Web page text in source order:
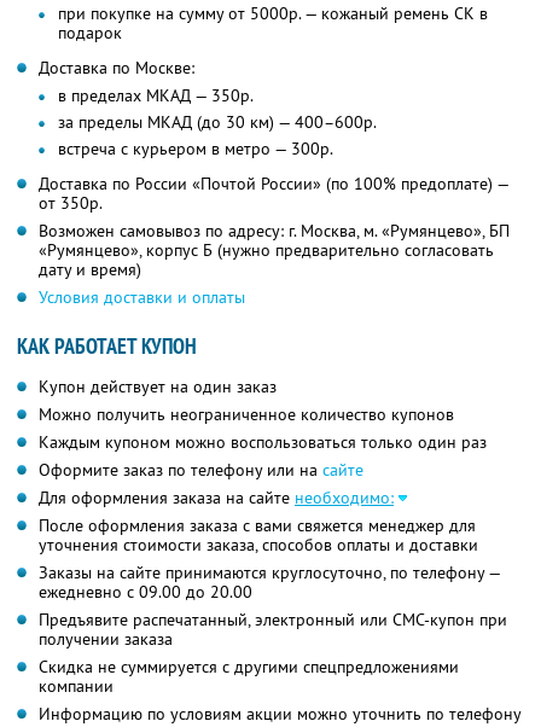
при покупке на сумму от 5000р. — кожаный ремень CK в
подарок
Доставка по Москве:
в пределах МКАД — 350р.
за пределы МКАД (до 30 км) — 400–600р.
встреча с курьером в метро — 300р.
Доставка по России «Почтой России» (по 100% предоплате) —
от 350р.
Возможен самовывоз по адресу: г. Москва, м. «Румянцево», БП
«Румянцево», корпус Б (нужно предварительно согласовать
дату и время)
Условия доставки и оплаты
КАК РАБОТАЕТ КУПОН
Купон действует на один заказ
Можно получить неограниченное количество купонов
Каждым купоном можно воспользоваться только один раз
Оформите заказ по телефону или на сайте
Для оформления заказа на сайте необходимо:
После оформления заказа с вами свяжется менеджер для
уточнения стоимости заказа, способов оплаты и доставки
Заказы на сайте принимаются круглосуточно, по телефону —
ежедневно с 09.00 до 20.00
Предъявите распечатанный, электронный или СМС-купон при
получении заказа
Скидка не суммируется с другими спецпредложениями
компании
Информацию по условиям акции можно уточнить по телефону